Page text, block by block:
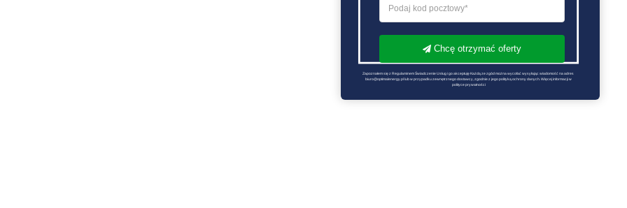
Chcę otrzymać oferty
Zapoznałem się z Regulaminem Świadczenie Usług i go akceptuję Każdą ze zgód można wycofać wysyłając wiadomość na adres
biuro@optimalenergy.pl lub w przypadku zewnętrznego dostawcy, zgodnie z jego polityką ochrony danych. Więcej informacji w
polityce prywatności